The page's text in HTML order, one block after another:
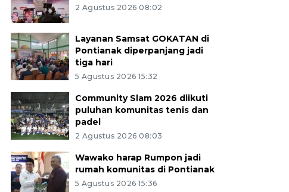
2 Agustus 2026 08:02
Layanan Samsat GOKATAN di
Pontianak diperpanjang jadi
tiga hari
5 Agustus 2026 15:32
Community Slam 2026 diikuti
puluhan komunitas tenis dan
padel
2 Agustus 2026 08:03
Wawako harap Rumpon jadi
rumah komunitas di Pontianak
5 Agustus 2026 15:36